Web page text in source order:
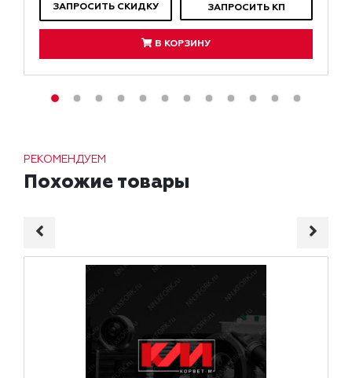
ЗАПРОСИТЬ СКИДКУ ЗАПРОСИТЬ КП
В КОРЗИНУ
РЕКОМЕНДУЕМ
Похожие товары